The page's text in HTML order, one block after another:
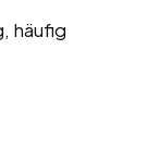
häufig